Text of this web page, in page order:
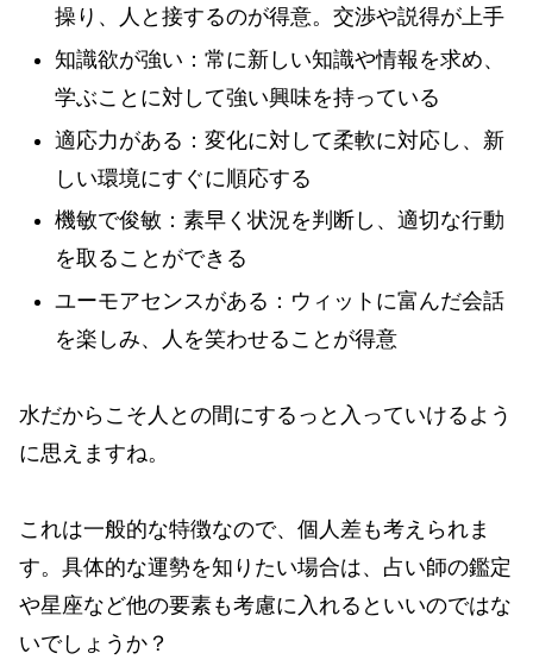
操り、人と接するのが得意。交渉や説得が上手
知識欲が強い：常に新しい知識や情報を求め、
学ぶことに対して強い興味を持っている
適応力がある：変化に対して柔軟に対応し、新
しい環境にすぐに順応する
機敏で俊敏：素早く状況を判断し、適切な行動
を取ることができる
ユーモアセンスがある：ウィットに富んだ会話
を楽しみ、人を笑わせることが得意
水だからこそ人との間にするっと入っていけるよう
に思えますね。
これは一般的な特徴なので、個人差も考えられま
す。具体的な運勢を知りたい場合は、占い師の鑑定
や星座など他の要素も考慮に入れるといいのではな
いでしょうか？